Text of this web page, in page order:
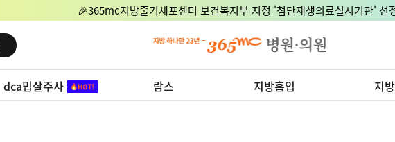
🎉365mc지방줄기세포센터 보건복지부 지정 '첨단재생의료실시기관' 선
dca밉살주사 람스 지방흡입 지